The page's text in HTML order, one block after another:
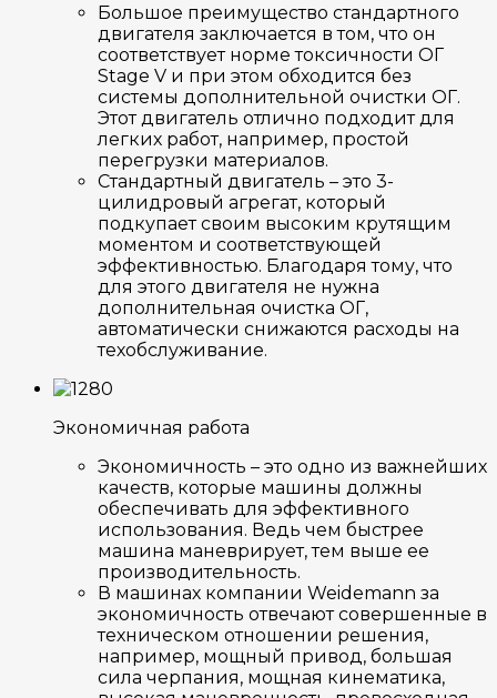
Большое преимущество стандартного
двигателя заключается в том, что он
соответствует норме токсичности ОГ
Stage V и при этом обходится без
системы дополнительной очистки ОГ.
Этот двигатель отлично подходит для
легких работ, например, простой
перегрузки материалов.
Стандартный двигатель – это 3-
цилидровый агрегат, который
подкупает своим высоким крутящим
моментом и соответствующей
эффективностью. Благодаря тому, что
для этого двигателя не нужна
дополнительная очистка ОГ,
автоматически снижаются расходы на
техобслуживание.
Экономичная работа
Экономичность – это одно из важнейших
качеств, которые машины должны
обеспечивать для эффективного
использования. Ведь чем быстрее
машина маневрирует, тем выше ее
производительность.
В машинах компании Weidemann за
экономичность отвечают совершенные в
техническом отношении решения,
например, мощный привод, большая
сила черпания, мощная кинематика,